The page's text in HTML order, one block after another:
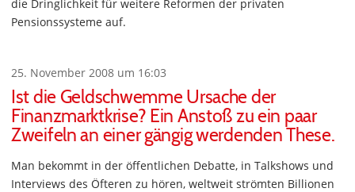
die Dringlichkeit für weitere Reformen der privaten
Pensionssysteme auf.
25. November 2008 um 16:03
Ist die Geldschwemme Ursache der
Finanzmarktkrise? Ein Anstoß zu ein paar
Zweifeln an einer gängig werdenden These.
Man bekommt in der öffentlichen Debatte, in Talkshows und
Interviews des Öfteren zu hören, weltweit strömten Billionen